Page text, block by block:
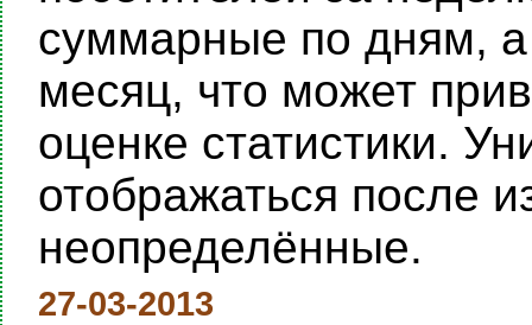
суммарные по дням,
месяц, что может
оценке статистики.
отображаться после
неопределённые.
27-03-2013